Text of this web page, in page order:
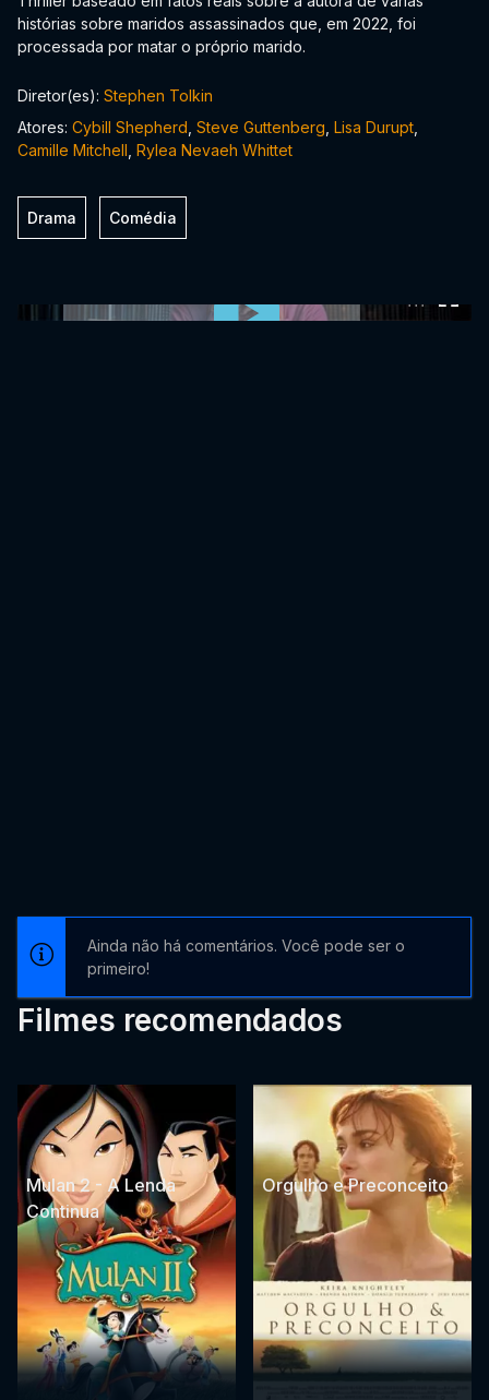
histórias sobre maridos assassinados que, em 2022, foi
processada por matar o próprio marido.
Diretor(es): Stephen Tolkin
Atores: Cybill Shepherd Steve Guttenberg Lisa Durupt
Camille Mitchell Rylea Nevaeh Whittet
Drama Comédia
Ainda não há comentários. Você pode ser o
primeiro!
Filmes recomendados
Mulan 2 - A Lenda
Continua
Orgulho e Preconceito